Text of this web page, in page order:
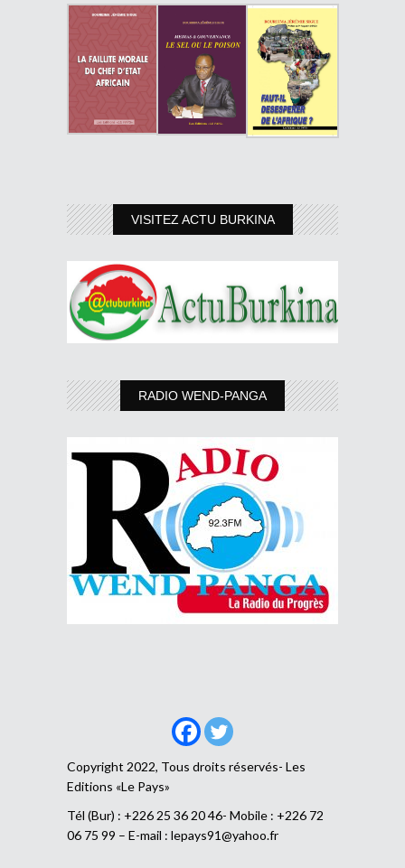
VISITEZ ACTU BURKINA
RADIO WEND-PANGA
Copyright 2022, Tous droits réservés- Les
Editions «Le Pays»
Tél (Bur) : +226 25 36 20 46- Mobile : +226 72
06 75 99 – E-mail : lepays91@yahoo.fr